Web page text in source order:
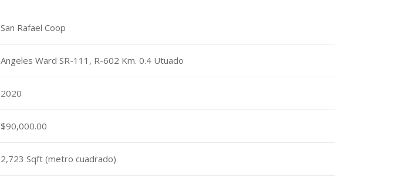
San Rafael Coop
Angeles Ward SR-111, R-602 Km. 0.4 Utuado
2020
$90,000.00
2,723 Sqft (metro cuadrado)